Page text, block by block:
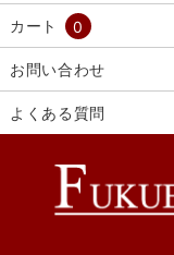
カート 0
お問い合わせ
よくある質問